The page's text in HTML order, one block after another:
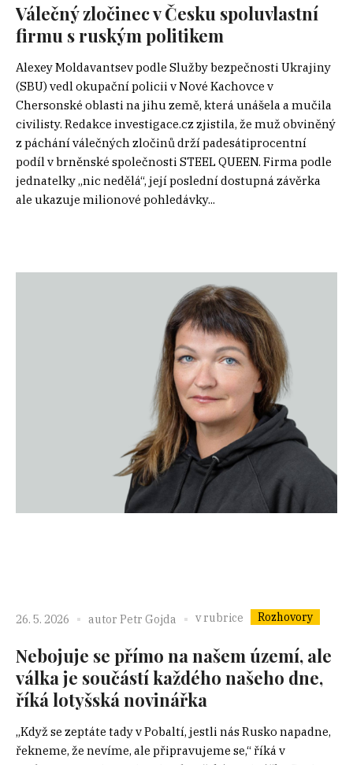
Válečný zločinec v Česku spoluvlastní
firmu s ruským politikem
Alexey Moldavantsev podle Služby bezpečnosti Ukrajiny
(SBU) vedl okupační policii v Nové Kachovce v
Chersonské oblasti na jihu země, která unášela a mučila
civilisty. Redakce investigace.cz zjistila, že muž obviněný
z páchání válečných zločinů drží padesátiprocentní
podíl v brněnské společnosti STEEL QUEEN. Firma podle
jednatelky „nic nedělá“, její poslední dostupná závěrka
ale ukazuje milionové pohledávky...
26. 5. 2026 autor Petr Gojda v rubrice Rozhovory
Nebojuje se přímo na našem území, ale
válka je součástí každého našeho dne,
říká lotyšská novinářka
„Když se zeptáte tady v Pobaltí, jestli nás Rusko napadne,
řekneme, že nevíme, ale připravujeme se,“ říká v